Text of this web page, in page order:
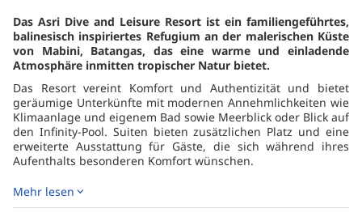
Das Asri Dive and Leisure Resort ist ein familiengeführtes,
balinesisch inspiriertes Refugium an der malerischen Küste
von Mabini, Batangas, das eine warme und einladende
Atmosphäre inmitten tropischer Natur bietet.
Das Resort vereint Komfort und Authentizität und bietet
geräumige Unterkünfte mit modernen Annehmlichkeiten wie
Klimaanlage und eigenem Bad sowie Meerblick oder Blick auf
den Infinity-Pool. Suiten bieten zusätzlichen Platz und eine
erweiterte Ausstattung für Gäste, die sich während ihres
Aufenthalts besonderen Komfort wünschen.
hauseigenes PADI 5-Sterne-Tauchzentrum bietet einfachen
Zugang zu den renommierten Tauchplätzen von Anilao, die
Mehr lesen